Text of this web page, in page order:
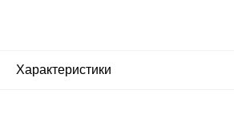
Характеристики